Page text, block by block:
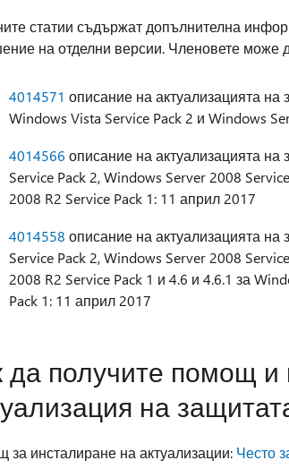
статии съдържат допълнителна
на отделни версии. Членовете
4014571 описание на актуализацията на
Windows Vista Service Pack 2 и Windows
4014566 описание на актуализацията на
Service Pack 2, Windows Server 2008
2008 R2 Service Pack 1: 11 април 2017
4014558 описание на актуализацията на
Service Pack 2, Windows Server 2008
2008 R2 Service Pack 1 и 4.6 и 4.6.1 за
Pack 1: 11 април 2017
да получите помощ и
на
за инсталиране на актуализации: Често